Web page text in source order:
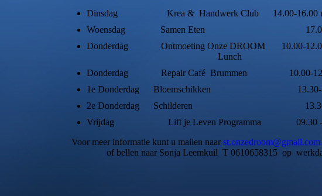
Dinsdag Krea & Handwerk Club 14.00-16.00
Woensdag Samen Eten 17.00-
Donderdag Ontmoeting Onze
Lunch
Donderdag Repair Café Brummen
1e Donderdag Bloemschikken
2e Donderdag Schilderen
Vrijdag Lift je Leven Programma 09.30 - 12.00
Voor meer informatie kunt u mailen naar st.onzedroom@gmail.com
of bellen naar Sonja Leemkuil T 0610658315 op